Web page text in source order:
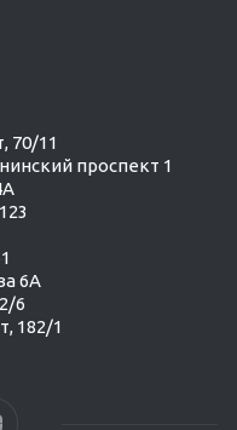
70/11
проспект 1
6А
6
182/1